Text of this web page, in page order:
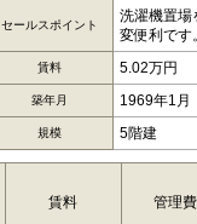
セールスポイント
洗濯機置場
変便利です。
賃料 5.02万円
築年月 1969年1月
規模 5階建
賃料 管理